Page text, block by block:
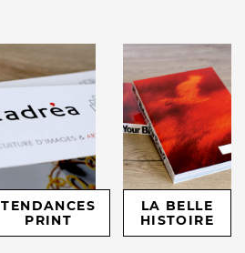
TENDANCES
PRINT
LA BELLE
HISTOIRE